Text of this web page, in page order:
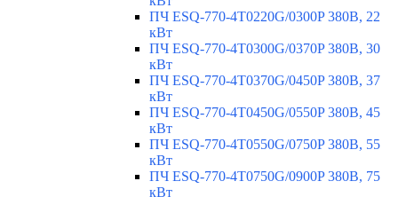
ПЧ ESQ-770-4T0220G/0300P 380В, 22
кВт
ПЧ ESQ-770-4T0300G/0370P 380В, 30
кВт
ПЧ ESQ-770-4T0370G/0450P 380В, 37
кВт
ПЧ ESQ-770-4T0450G/0550P 380В, 45
кВт
ПЧ ESQ-770-4T0550G/0750P 380В, 55
кВт
ПЧ ESQ-770-4T0750G/0900P 380В, 75
кВт